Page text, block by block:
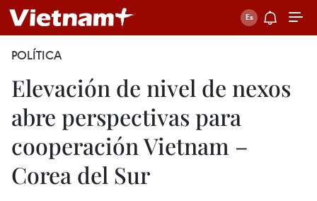
POLÍTICA
Elevación de nivel de nexos
abre perspectivas para
cooperación Vietnam –
Corea del Sur